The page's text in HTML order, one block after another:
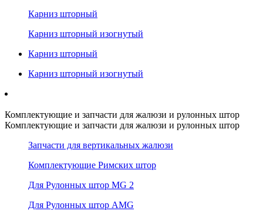
Карниз шторный
Карниз шторный изогнутый
Карниз шторный
Карниз шторный изогнутый
Комплектующие и запчасти для жалюзи и рулонных штор
Комплектующие и запчасти для жалюзи и рулонных штор
Запчасти для вертикальных жалюзи
Комплектующие Римских штор
Для Рулонных штор MG 2
Для Рулонных штор AMG